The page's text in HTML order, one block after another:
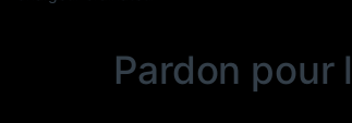
Pardon